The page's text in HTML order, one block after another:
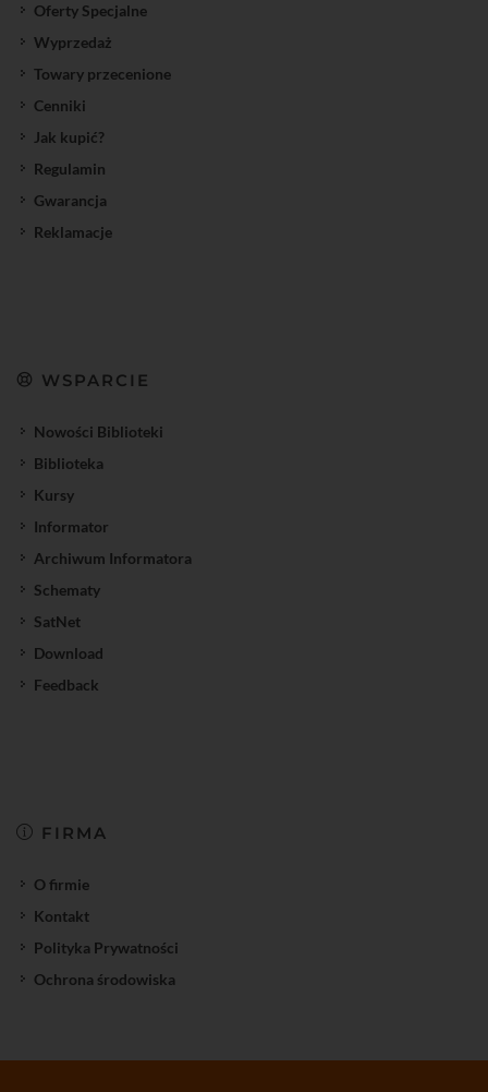
Oferty Specjalne
Wyprzedaż
Towary przecenione
Cenniki
Jak kupić?
Regulamin
Gwarancja
Reklamacje
WSPARCIE
Nowości Biblioteki
Biblioteka
Kursy
Informator
Archiwum Informatora
Schematy
SatNet
Download
Feedback
FIRMA
O firmie
Kontakt
Polityka Prywatności
Ochrona środowiska